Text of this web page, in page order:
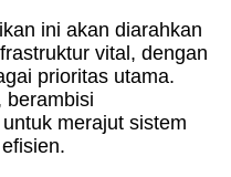
ini akan diarahkan
vital, dengan
prioritas utama.
berambisi
merajut sistem